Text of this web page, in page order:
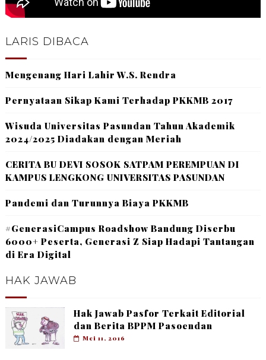
LARIS DIBACA
Mengenang Hari Lahir W.S. Rendra
Pernyataan Sikap Kami Terhadap PKKMB 2017
Wisuda Universitas Pasundan Tahun Akademik
2024/2025 Diadakan dengan Meriah
CERITA BU DEVI SOSOK SATPAM PEREMPUAN DI
KAMPUS LENGKONG UNIVERSITAS PASUNDAN
Pandemi dan Turunnya Biaya PKKMB
#GenerasiCampus Roadshow Bandung Diserbu
6000+ Peserta, Generasi Z Siap Hadapi Tantangan
di Era Digital
HAK JAWAB
Hak Jawab Pasfor Terkait Editorial
dan Berita BPPM Pasoendan
Mei 11, 2016